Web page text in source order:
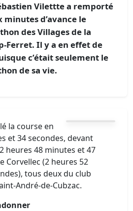
Vilettte a remporté
d’avance le
des Villages de la
Ferret. Il y a en effet de
c’était seulement le
de sa vie.
la course en
et 34 secondes, devant
heures 48 minutes et 47
Corvellec (2 heures 52
tous deux du club
André-de-Cubzac.